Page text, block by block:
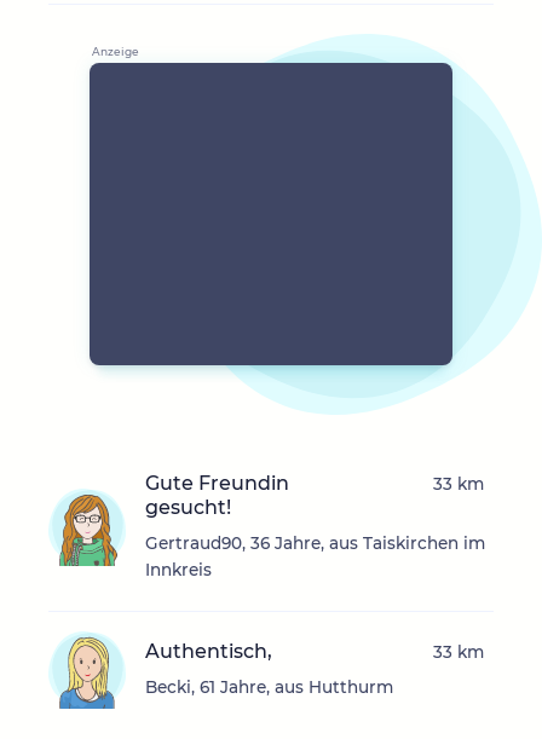
Gute Freundin
gesucht!
Gertraud90, 36 Jahre, aus Taiskirchen im
Innkreis
33 km
Authentisch,
Becki, 61 Jahre, aus Hutthurm
33 km